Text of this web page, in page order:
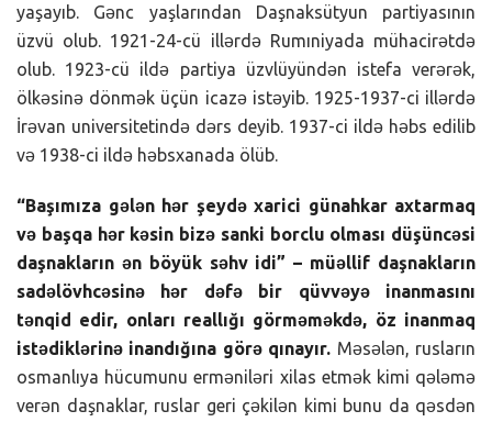
yaşayıb. Gənc yaşlarından Daşnaksütyun partiyasının
üzvü olub. 1921-24-cü illərdə Rumıniyada mühacirətdə
olub. 1923-cü ildə partiya üzvlüyündən istefa verərək,
ölkəsinə dönmək üçün icazə istəyib. 1925-1937-ci illərdə
İrəvan universitetində dərs deyib. 1937-ci ildə həbs edilib
və 1938-ci ildə həbsxanada ölüb.
“Başımıza gələn hər şeydə xarici günahkar axtarmaq
və başqa hər kəsin bizə sanki borclu olması düşüncəsi
daşnakların ən böyük səhv idi” – müəllif daşnakların
sadəlövhcəsinə hər dəfə bir qüvvəyə inanmasını
tənqid edir, onları reallığı görməməkdə, öz inanmaq
istədiklərinə inandığına görə qınayır. Məsələn, rusların
osmanlıya hücumunu erməniləri xilas etmək kimi qələmə
verən daşnaklar, ruslar geri çəkilən kimi bunu da qəsdən